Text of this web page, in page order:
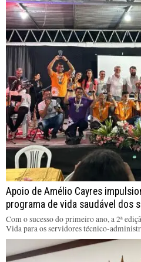
Apoio de Amélio Cayres
programa de vida saudável dos
Com o sucesso do primeiro ano, a 2ª
Vida para os servidores técnico-